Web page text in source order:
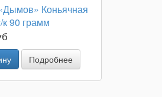
Коньячная
к 90 грамм
Подробнее